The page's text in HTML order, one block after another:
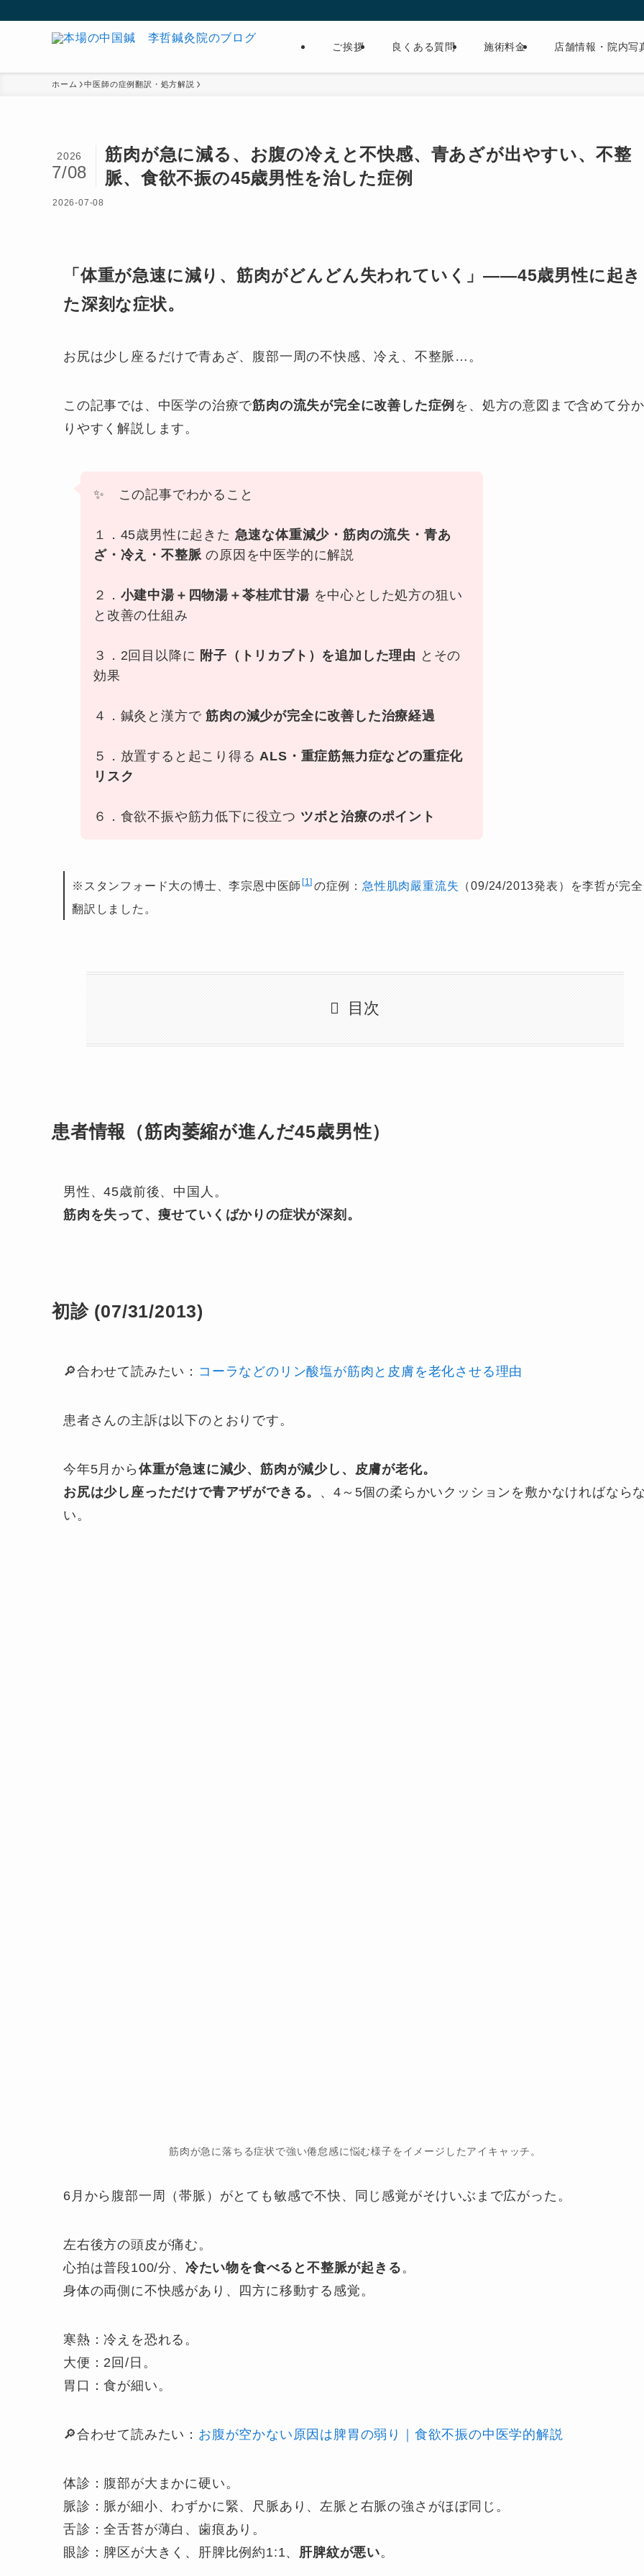
ご挨拶 良くある質問 施術料金 店舗情報・院内写
ホーム 中医師の症例翻訳・処方解説
筋肉が急に減る、お腹の冷えと不快感、青あざが出やすい、不整
脈、食欲不振の45歳男性を治した症例
2026
7/08
2026-07-08
「体重が急速に減り、筋肉がどんどん失われていく」――45歳男性に起き
た深刻な症状。
お尻は少し座るだけで青あざ、腹部一周の不快感、冷え、不整脈…。
この記事では、中医学の治療で筋肉の流失が完全に改善した症例 を、処方の意図まで含めて分か
りやすく解説します。
✨ この記事でわかること
１．45歳男性に起きた 急速な体重減少・筋肉の流失・青あ
ざ・冷え・不整脈の原因を中医学的に解説
２． 小建中湯＋四物湯＋苓桂朮甘湯を中心とした処方の狙い
と改善の仕組み
３．2回目以降に 附子（トリカブト）を追加した理由 とその
効果
４．鍼灸と漢方で筋肉の減少が完全に改善した治療経過
５．放置すると起こり得るALS・重症筋無力症などの重症化
リスク
６．食欲不振や筋力低下に役立つ ツボと治療のポイント
※スタンフォード大の博士、李宗恩中医師 1 の症例： 急性肌肉嚴重流失 （09/24/2013発表）を李哲が完全
翻訳しました。
目次
患者情報（筋肉萎縮が進んだ45歳男性）
男性、45歳前後、中国人。
筋肉を失って、痩せていくばかりの症状が深刻。
初診 (07/31/2013)
🔎合わせて読みたい： コーラなどのリン酸塩が筋肉と皮膚を老化させる理由
患者さんの主訴は以下のとおりです。
今年5月から 体重が急速に減少、筋肉が減少し、皮膚が老化。
お尻は少し座っただけで青アザができる。 、4～5個の柔らかいクッションを敷かなければなら
い。
筋肉が急に落ちる症状で強い倦怠感に悩む様子をイメージしたアイキャッチ。
6月から腹部一周（帯脈）がとても敏感で不快、同じ感覚がそけいぶまで広がった。
左右後方の頭皮が痛む。
心拍は普段100/分、 冷たい物を食べると不整脈が起きる 。
身体の両側に不快感があり、四方に移動する感覚。
寒熱：冷えを恐れる。
大便：2回/日。
胃口：食が細い。
🔎合わせて読みたい： お腹が空かない原因は脾胃の弱り｜食欲不振の中医学的解説
体診：腹部が大まかに硬い。
脈診：脈が細小、わずかに緊、尺脈あり、左脈と右脈の強さがほぼ同じ。
舌診：全舌苔が薄白、歯痕あり。
眼診：脾区が大きく、肝脾比例約1:1、 肝脾紋が悪い。